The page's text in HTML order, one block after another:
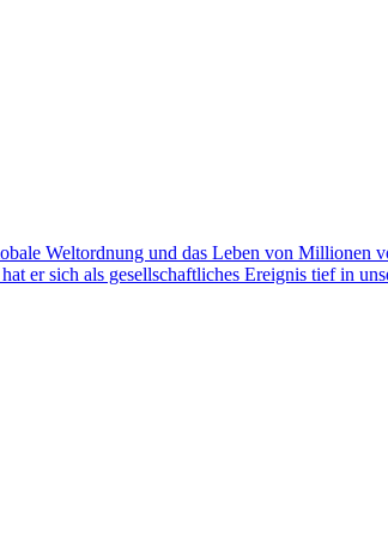
Weltordnung und das Leben von Millionen
er sich als gesellschaftliches Ereignis tief in